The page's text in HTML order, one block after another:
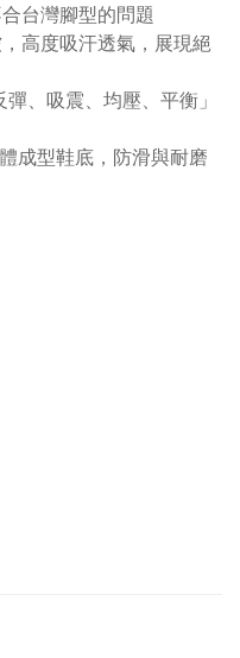
台灣腳型的問題
高度吸汗透氣，展現絕
、吸震、均壓、平衡」
成型鞋底，防滑與耐磨